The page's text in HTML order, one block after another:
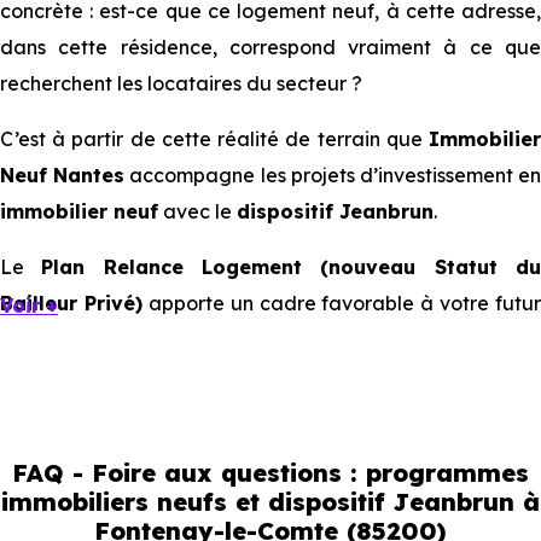
concrète : est-ce que ce logement neuf, à cette adresse,
dans cette résidence, correspond vraiment à ce que
recherchent les locataires du secteur ?
C’est à partir de cette réalité de terrain que Immobilier
Neuf Nantes accompagne les projets d’investissement en
immobilier neuf avec le dispositif Jeanbrun.
Le Plan Relance Logement (nouveau Statut du
Bailleur Privé)apporte un cadre favorable à votre futur
comportent pas de la même manière, tous les logements
ne répondent pas à la même demande, et toutes les
Voir +
FAQ - Foire aux questions : programmes
immobiliers neufs et dispositif Jeanbrun à
Fontenay-le-Comte (85200)